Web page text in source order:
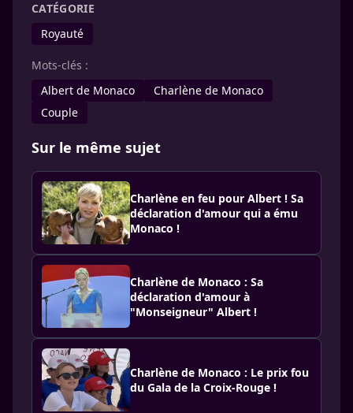
CATÉGORIE
Royauté
Mots-clés :
Albert de Monaco
Charlène de Monaco
Couple
Sur le même sujet
Charlène en feu pour Albert ! Sa
déclaration d'amour qui a ému
Monaco !
Charlène de Monaco : Sa
déclaration d'amour à
"Monseigneur" Albert !
Charlène de Monaco : Le prix fou
du Gala de la Croix-Rouge !